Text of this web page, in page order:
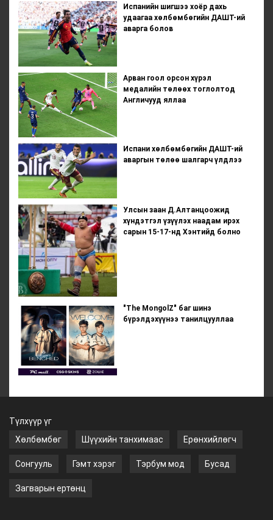
Испанийн шигшээ хоёр дахь
удаагаа хөлбөмбөгийн ДАШТ-ий
аварга болов
Арван гоол орсон хүрэл
медалийн төлөөх тоглолтод
Англичууд яллаа
Испани хөлбөмбөгийн ДАШТ-ий
аваргын төлөө шалгарч үлдлээ
Улсын заан Д.Алтанцоожид
хүндэтгэл үзүүлэх наадам ирэх
сарын 15-17-нд Хэнтийд болно
"The MongolZ" баг шинэ
бүрэлдэхүүнээ танилцууллаа
Түлхүүр үг
Хөлбөмбөг
Шүүхийн танхимаас Ерөнхийлөгч
Сонгууль Гэмт хэрэг Тэрбум мод Бусад
Загварын ертөнц